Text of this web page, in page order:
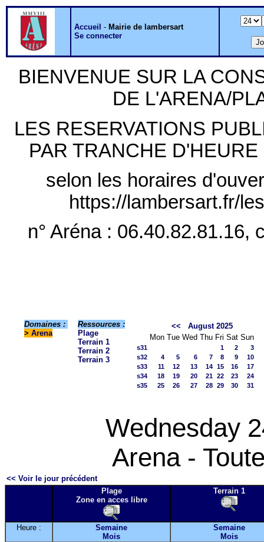
Accueil - Mairie de lambersart
Se connecter
BIENVENUE SUR LA
DE L'ARENA/
LES RESERVATIONS
PAR TRANCHE
selon les horaires
https://lambersart.fr/
n° Aréna : 06.40.82.81.16,
Domaines :
> Arena
Ressources :
Plage
Terrain 1
Terrain 2
Terrain 3
<<
August 2025
Mon Tue Wed Thu Fri Sat Sun
s31 1 2
3
s32
4 5 6 7 8 9
10
s33
11 12 13 14 15 16
17
s34
18 19 20 21 22 23
24
s35
25 26 27 28 29 30 31
Wednesday
Arena -
<< Voir le jour précédent
Plage
Zone en acces libre
Terrain 1
Heure :
Semaine
Mois
Semaine
Mois